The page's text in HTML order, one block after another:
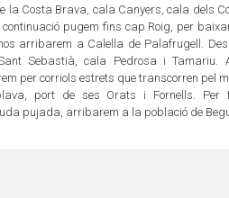
la Costa Brava, cala Canyers, cala dels
continuació pugem fins cap Roig, per
arribarem a Calella de Palafrugell.
Sebastià, cala Pedrosa i Tamariu.
per corriols estrets que transcorren pel
port de ses Orats i Fornells. Per
pujada, arribarem a la població de